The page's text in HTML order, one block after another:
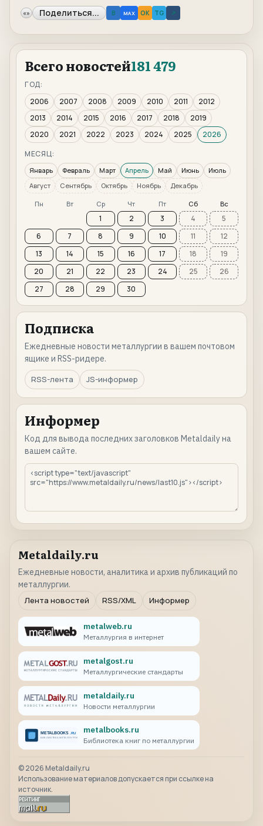
«» Поделиться... B MAX OK TG ↗
Всего новостей181 479
ГОД:
2006
2007 2008 2009 2010 2011
2012
2013
2014 2015 2016 2017 2018
2019
2020
2021 2022 2023 2024 2025
2026
МЕСЯЦ:
Январь Февраль Март Апрель Май Июнь
Июль
Август
Сентябрь Октябрь Ноябрь Декабрь
Пн Вт Ср Чт Пт Сб Вс
1 2 3 4
5
6
7 8 9 10 11
12
13
14 15 16 17 18
19
20
21 22 23 24 25
26
27
28 29 30
Подписка
Ежедневные новости металлургии в вашем почтовом
ящике и RSS-ридере.
RSS-лента
JS-информер
Информер
Код для вывода последних заголовков Metaldaily на
вашем сайте.
Metaldaily.ru
Ежедневные новости, аналитика и архив публикаций по
металлургии.
Лента новостей
RSS/XML Информер
metalweb.ru
Металлургия в интернет
metalgost.ru
Металлургические стандарты
metaldaily.ru
Новости металлургии
metalbooks.ru
Библиотека книг по металлургии
©2026 Metaldaily.ru
Использование материалов допускается при ссылке на
источник.